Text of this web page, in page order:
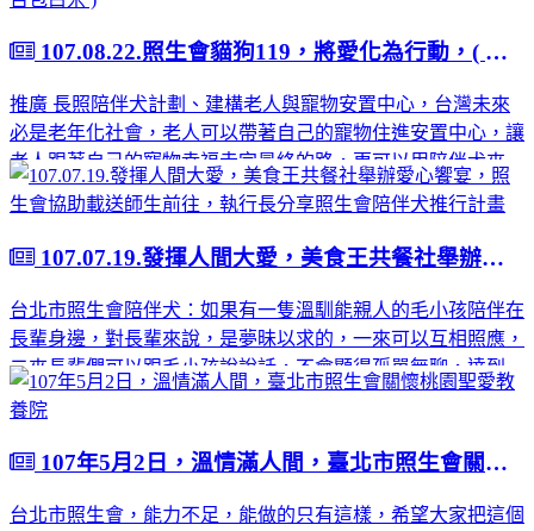
107.08.22.照生會貓狗119，將愛化為行動，( 全新輪椅，上百包白米 )
推廣 長照陪伴犬計劃、建構老人與寵物安置中心，台灣未來
必是老年化社會，老人可以帶著自己的寵物住進安置中心，讓
老人跟著自己的寵物幸福走完最終的路，更可以用陪伴犬來陪
伴獨居老人，讓每一位獨居老人的內心心靈有個伴，而每一隻
流浪犬貓也能有個疼牠的家，就可以解決目前浪犬過多的問
題，志エ們可以不定時常上門關心貓狗，也可以順便關心老
107.07.19.發揮人間大愛，美食王共餐社舉辦愛心饗宴，照生會協助載送師生前往，執行長分享照生會陪伴犬推行計畫
台北市照生會陪伴犬：如果有一隻溫馴能親人的毛小孩陪伴在
長輩身邊，對長輩來說，是夢昧以求的，一來可以互相照應，
二來長輩們可以跟毛小孩說說話，不會顯得孤單無聊，達到互
相照應的功能，也有撫慰人心的功能，陪伴犬的特性，是親
人、溫馴又不具攻擊性，且性格穩定，又稱為療癒犬，在陪伴
犬陪伴下的長者們或病患，都可以保持良好心情，促進免疫系
107年5月2日，溫情滿人間，臺北市照生會關懷桃園聖愛教養院
台北市照生會，能力不足，能做的只有這樣，希望大家把這個